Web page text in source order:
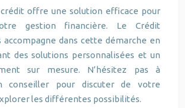
offre une solution efficace pour
gestion financière. Le Crédit
accompagne dans cette démarche en
des solutions personnalisées et un
sur mesure. N’hésitez pas à
conseiller pour discuter de votre
les différentes possibilités.